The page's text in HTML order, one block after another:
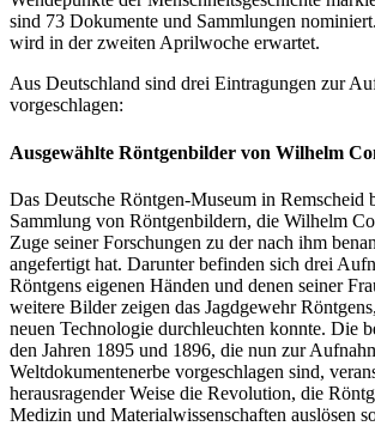
sind 73 Dokumente und Sammlungen
wird in der zweiten Aprilwoche erwartet.
Aus Deutschland sind drei Eintragungen zur
vorgeschlagen:
Ausgewählte Röntgenbilder von Wilhelm
Das Deutsche Röntgen-Museum in Remscheid
Sammlung von Röntgenbildern, die Wilhelm
Zuge seiner Forschungen zu der nach ihm
angefertigt hat. Darunter befinden sich drei
Röntgens eigenen Händen und denen seiner
weitere Bilder zeigen das Jagdgewehr
neuen Technologie durchleuchten konnte. Die
den Jahren 1895 und 1896, die nun zur
Weltdokumentenerbe vorgeschlagen sind,
herausragender Weise die Revolution, die
Medizin und Materialwissenschaften auslösen